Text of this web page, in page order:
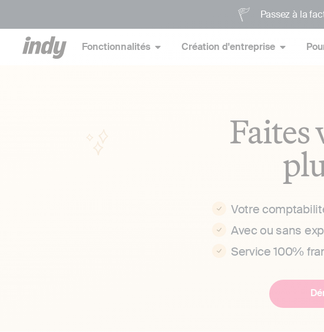
Passez à la
Fonctionnalités Création d'entreprise
Faites
Votre
Avec ou sans
Service 100%